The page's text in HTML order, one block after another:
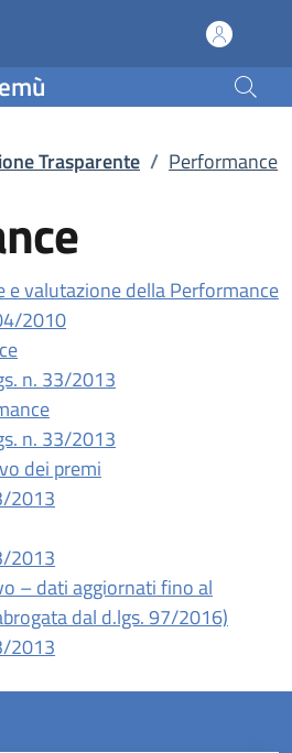
|
in un'altra scheda).
Trasparente / Performance
e valutazione della Performance
2010(apre in un'altra scheda).
n. 33/2013
n. 33/2013
dei premi
2013
2013
– dati aggiornati fino al
dal d.lgs. 97/2016)
2013